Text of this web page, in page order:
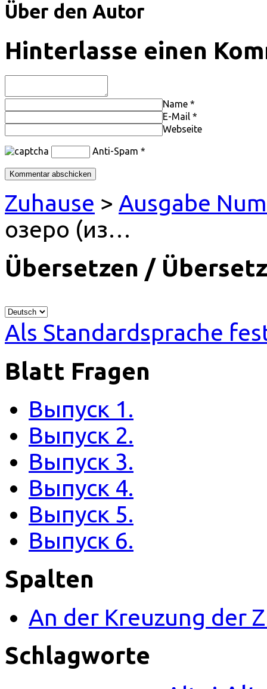
Über den Autor
Hinterlasse einen
Name *
E-Mail *
Webseite
Anti-Spam *
Zuhause > Ausgabe
озеро (из…
Übersetzen /
Als Standardsprache
Blatt Fragen
Выпуск 1.
Выпуск 2.
Выпуск 3.
Выпуск 4.
Выпуск 5.
Выпуск 6.
Spalten
An der Kreuzung der
Schlagworte